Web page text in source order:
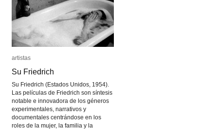
artistas
Su Friedrich
Su Friedrich (Estados Unidos, 1954).
Las películas de Friedrich son síntesis
notable e innovadora de los géneros
experimentales, narrativos y
documentales centrándose en los
roles de la mujer, la familia y la
artistas
Su Friedrich